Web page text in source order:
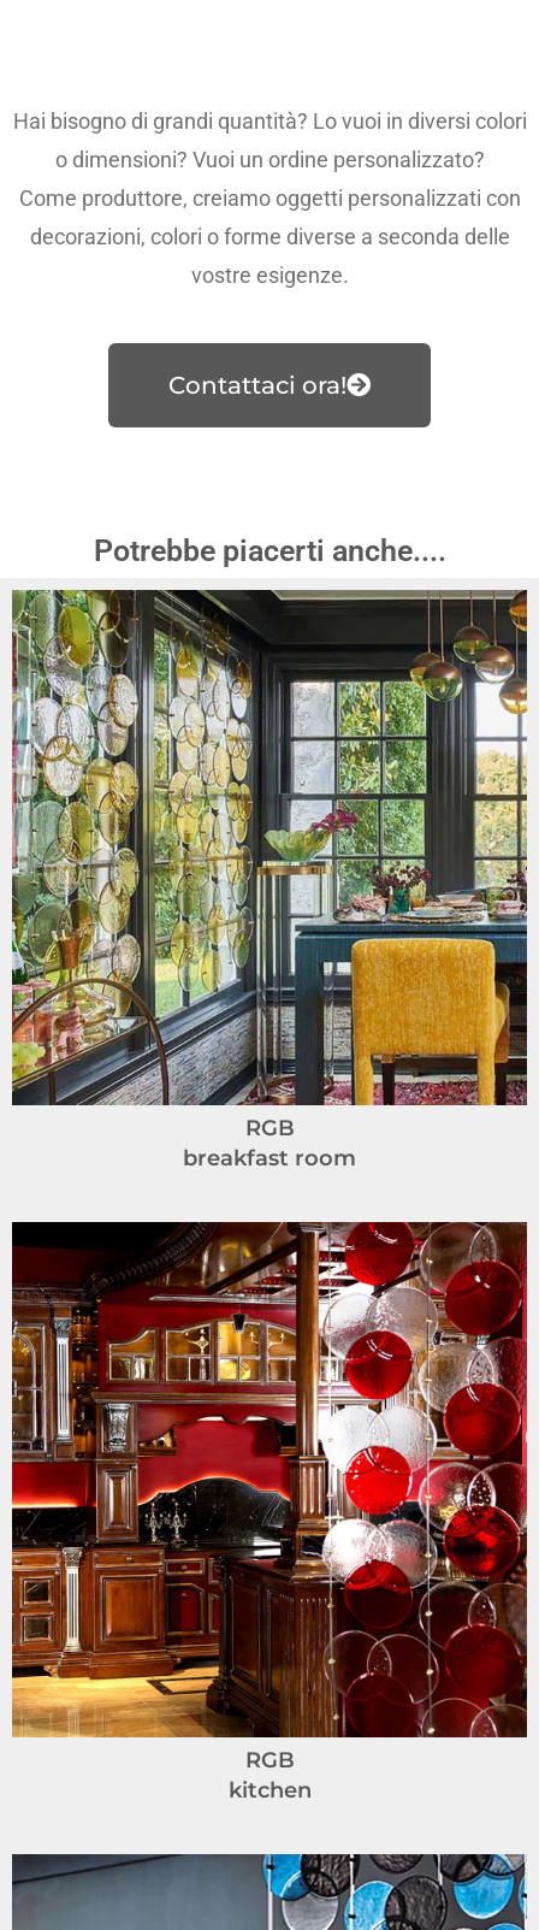
Hai bisogno di grandi quantità? Lo vuoi in diversi colori
o dimensioni? Vuoi un ordine personalizzato?
Come produttore, creiamo oggetti personalizzati con
decorazioni, colori o forme diverse a seconda delle
vostre esigenze.
Contattaci ora!
Potrebbe piacerti anche....
RGB
breakfast room
RGB
kitchen